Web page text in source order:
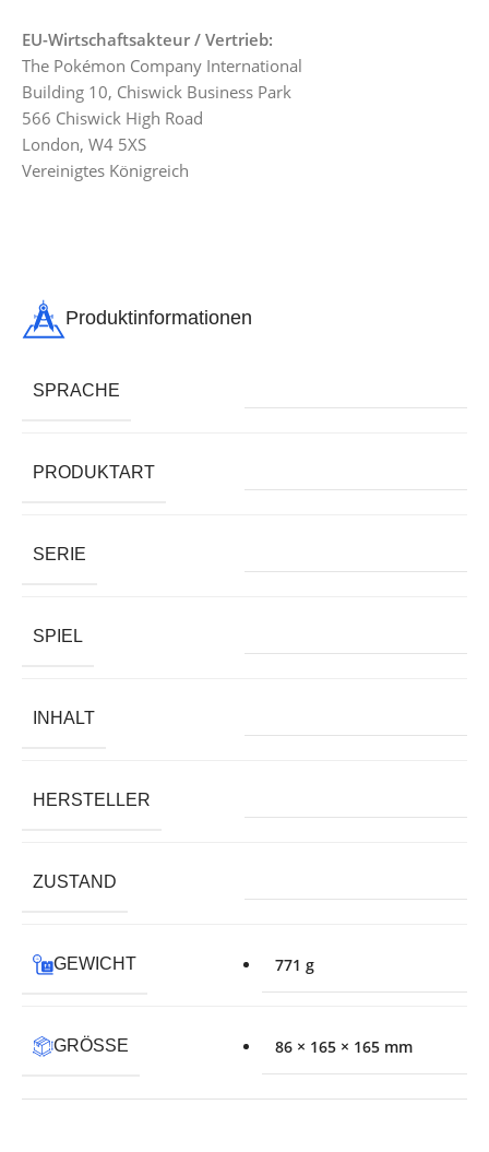
EU-Wirtschaftsakteur / Vertrieb:
The Pokémon Company International
Building 10, Chiswick Business Park
566 Chiswick High Road
London, W4 5XS
Vereinigtes Königreich
Produktinformationen
SPRACHE
PRODUKTART
SERIE
SPIEL
INHALT
HERSTELLER
ZUSTAND
GEWICHT 771 g
GRÖSSE 86 × 165 × 165 mm